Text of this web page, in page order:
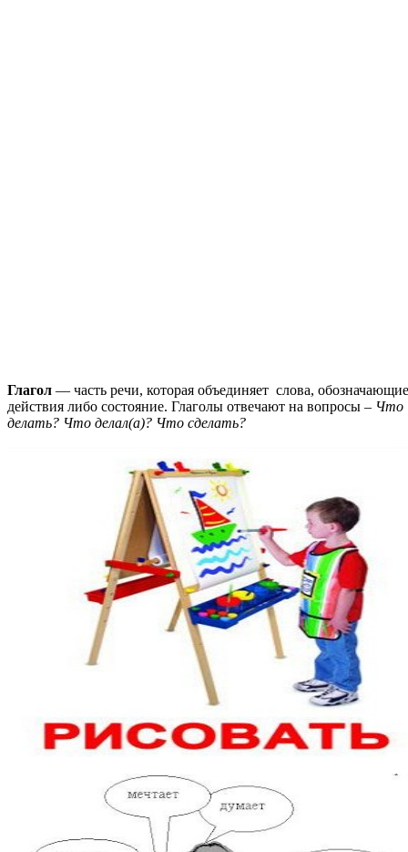
Глагол — часть речи, которая объединяет слова, обозначающие
действия либо состояние. Глаголы отвечают на вопросы – Что
делать? Что делал(а)? Что сделать?